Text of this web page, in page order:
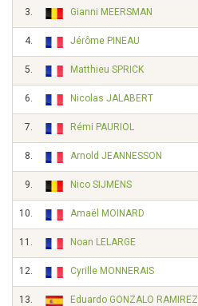
3. Gianni MEERSMAN
4. Jérôme PINEAU
5. Matthieu SPRICK
6. Nicolas JALABERT
7. Rémi PAURIOL
8. Arnold JEANNESSON
9. Nico SIJMENS
10. Amaël MOINARD
11. Noan LELARGE
12. Cyrille MONNERAIS
13. Eduardo GONZALO RAMIREZ